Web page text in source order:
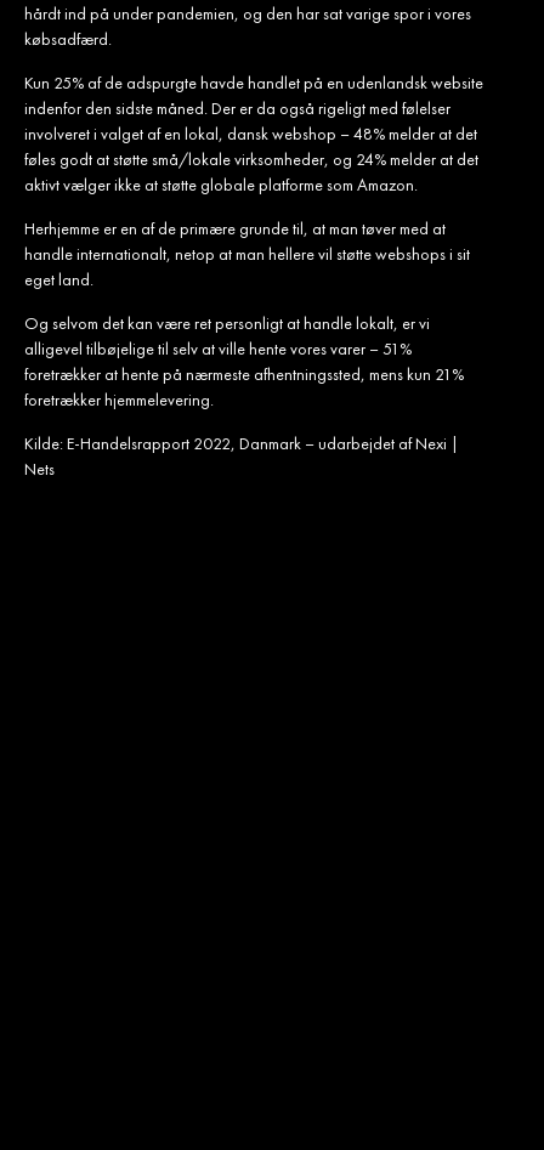
hårdt ind på under pandemien, og den har sat varige spor i vores
købsadfærd.
Kun 25% af de adspurgte havde handlet på en udenlandsk website
indenfor den sidste måned. Der er da også rigeligt med følelser
involveret i valget af en lokal, dansk webshop – 48% melder at det
føles godt at støtte små/lokale virksomheder, og 24% melder at det
aktivt vælger ikke at støtte globale platforme som Amazon.
Herhjemme er en af de primære grunde til, at man tøver med at
handle internationalt, netop at man hellere vil støtte webshops i sit
eget land.
Og selvom det kan være ret personligt at handle lokalt, er vi
alligevel tilbøjelige til selv at ville hente vores varer – 51%
foretrækker at hente på nærmeste afhentningssted, mens kun 21%
foretrækker hjemmelevering.
Kilde: E-Handelsrapport 2022, Danmark – udarbejdet af Nexi |
Nets